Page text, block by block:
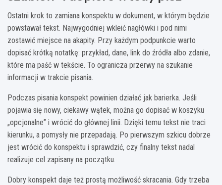
Ostatni krok to zamiana konspektu w dokument, w którym będzie
powstawał tekst. Najwygodniej wkleić nagłówki i pod nimi
zostawić miejsce na akapity. Przy każdym podpunkcie warto
dopisać krótką notatkę: przykład, dane, link do źródła albo zdanie,
które ma paść w tekście. To ogranicza przerwy na szukanie
informacji w trakcie pisania.
Podczas pisania konspekt powinien działać jak barierka. Jeśli
pojawia się nowy, ciekawy wątek, można go dopisać w koszyku
„opcjonalne” i wrócić do głównej linii. Dzięki temu tekst nie traci
kierunku, a pomysły nie przepadają. Po pierwszym szkicu dobrze
jest wrócić do konspektu i sprawdzić, czy finalny tekst nadal
realizuje cel zapisany na początku.
Dobry konspekt daje też prostą możliwość skracania. Gdy trzeba